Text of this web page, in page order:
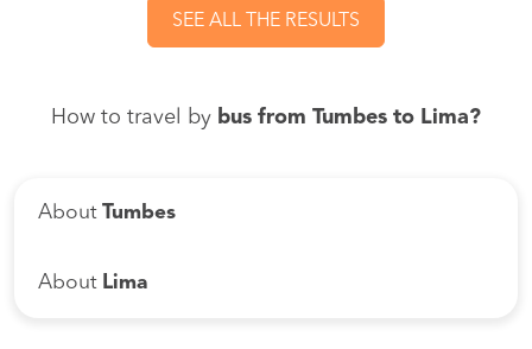
SEE ALL THE RESULTS
How to travel by bus from Tumbes to Lima?
About Tumbes
About Lima